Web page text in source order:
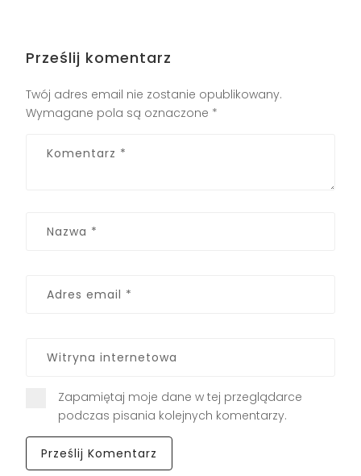
Prześlij komentarz
Twój adres email nie zostanie opublikowany.
Wymagane pola są oznaczone *
Zapamiętaj moje dane w tej przeglądarce
podczas pisania kolejnych komentarzy.